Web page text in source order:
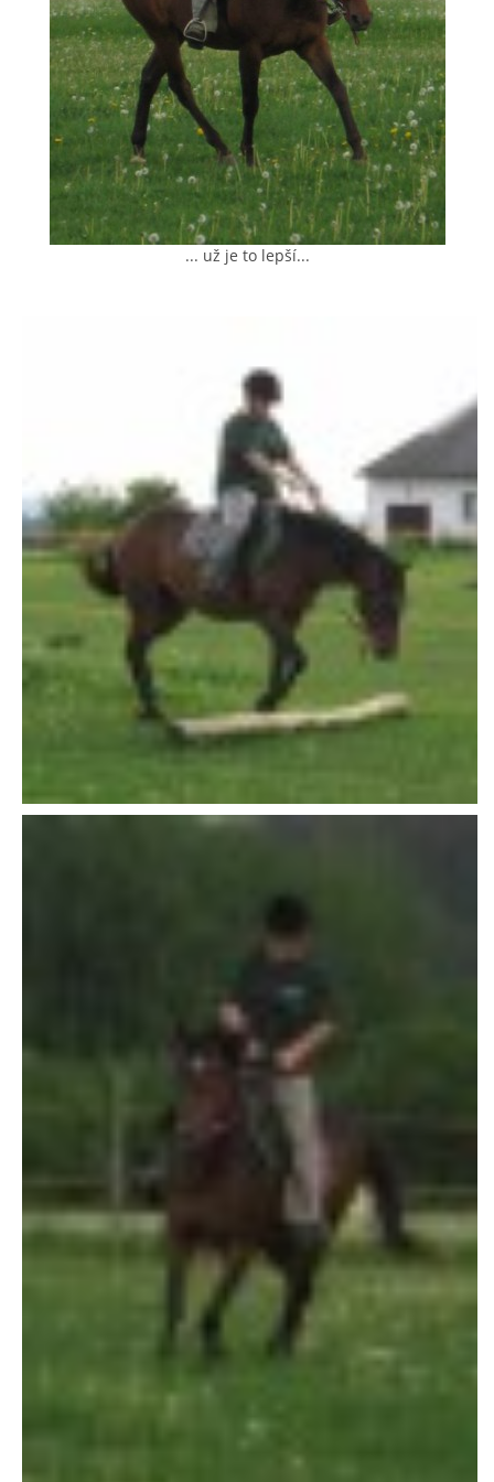
AKCE 2025
AKCE 2026
© 2026 eStránky.cz
... už je to lepší...